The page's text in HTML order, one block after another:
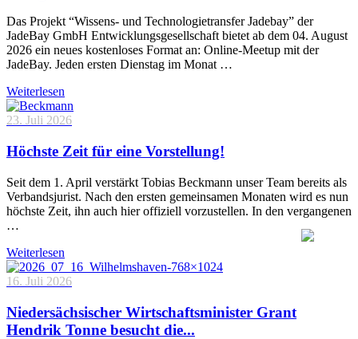
Das Projekt “Wissens- und Technologietransfer Jadebay” der
JadeBay GmbH Entwicklungsgesellschaft bietet ab dem 04. August
2026 ein neues kostenloses Format an: Online-Meetup mit der
JadeBay. Jeden ersten Dienstag im Monat …
Weiterlesen
23. Juli 2026
Höchste Zeit für eine Vorstellung!
Seit dem 1. April verstärkt Tobias Beckmann unser Team bereits als
Verbandsjurist. Nach den ersten gemeinsamen Monaten wird es nun
höchste Zeit, ihn auch hier offiziell vorzustellen. In den vergangenen
…
Weiterlesen
16. Juli 2026
Niedersächsischer Wirtschaftsminister Grant
Hendrik Tonne besucht die...